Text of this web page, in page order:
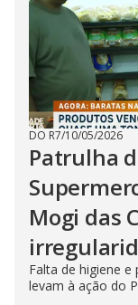
DO R7/10/05/2026
Patrulha
Mogi das
Falta de higiene
levam à ação do